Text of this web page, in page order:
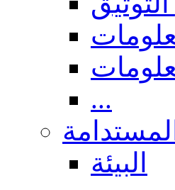
...
المستدامة
البيئة